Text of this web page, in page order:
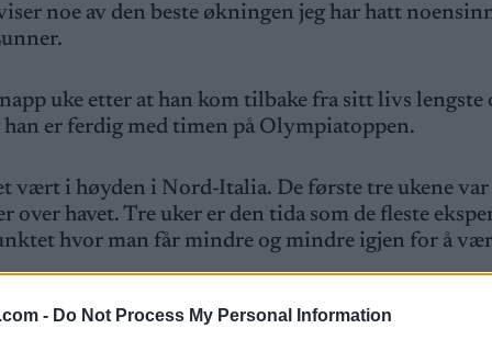
- Do Not Process My Personal Information
noe av den beste økningen jeg har hatt
uke etter at han kom tilbake fra sitt livs lengste
er ferdig med timen på Olympiatoppen.
vært i høyden i Nord-Italia. De første tre ukene
havet. Tre uker er den tida som de fleste
hvor man får mindre og mindre igjen for å
før OL